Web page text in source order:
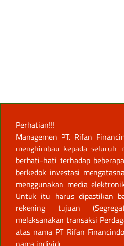
Perhatian!!!
Managemen PT. Rifan
menghimbau kepada seluruh
berhati-hati terhadap
berkedok investasi
menggunakan media
Untuk itu harus dipastikan
rekening tujuan
melaksanakan transaksi
atas nama PT Rifan
nama individu.